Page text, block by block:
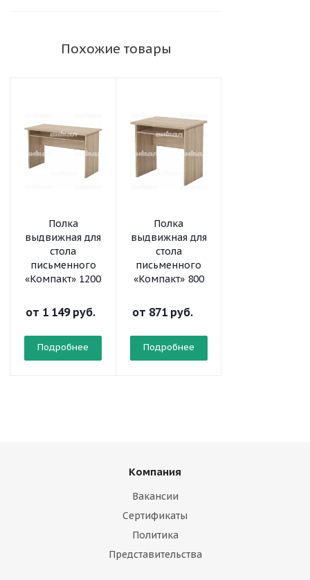
Похожие товары
Полка
выдвижная для
стола
письменного
«Компакт» 1200
от 1 149 руб.
Подробнее
Полка
выдвижная для
стола
письменного
«Компакт» 800
от 871 руб.
Подробнее
Компания
Вакансии
Сертификаты
Политика
Представительства